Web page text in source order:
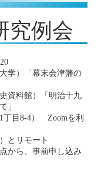
究例会
学）「幕末会津藩の
料館）「明治十九
」
目8-4） Zoomを利
とリモート
から、事前申し込み